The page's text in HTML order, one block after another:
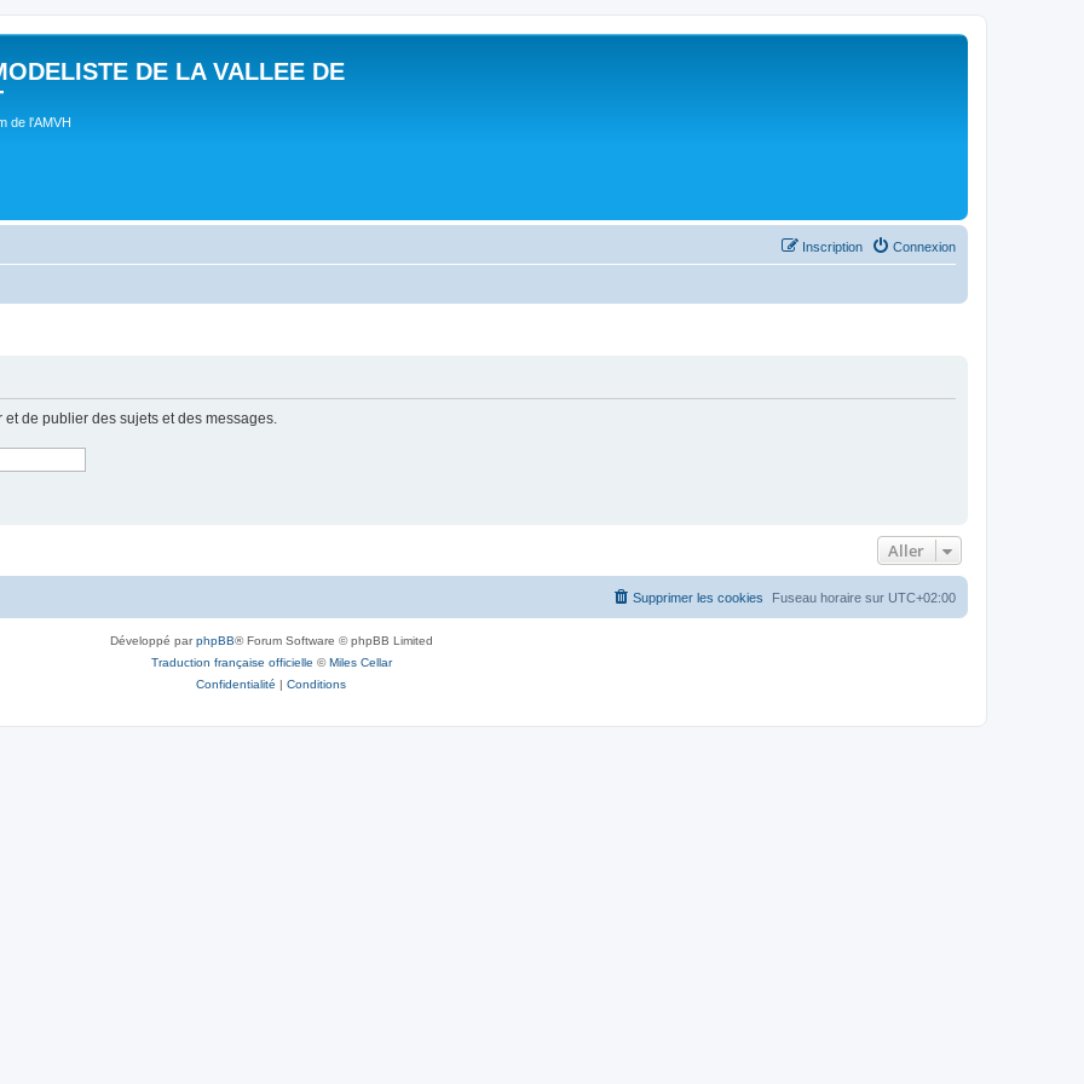
DE LA VALLEE DE
de l'AMVH
Connexion
Inscription
de publier des sujets et des messages.
Aller
Fuseau horaire sur UTC+02:00
Supprimer les cookies
Développé parphpBB® Forum Software © phpBB Limited
Traduction française officielle ©Miles Cellar
Confidentialité | Conditions